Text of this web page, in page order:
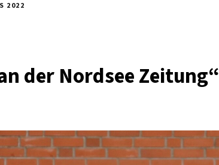
2022
der Nordsee Zeitung“